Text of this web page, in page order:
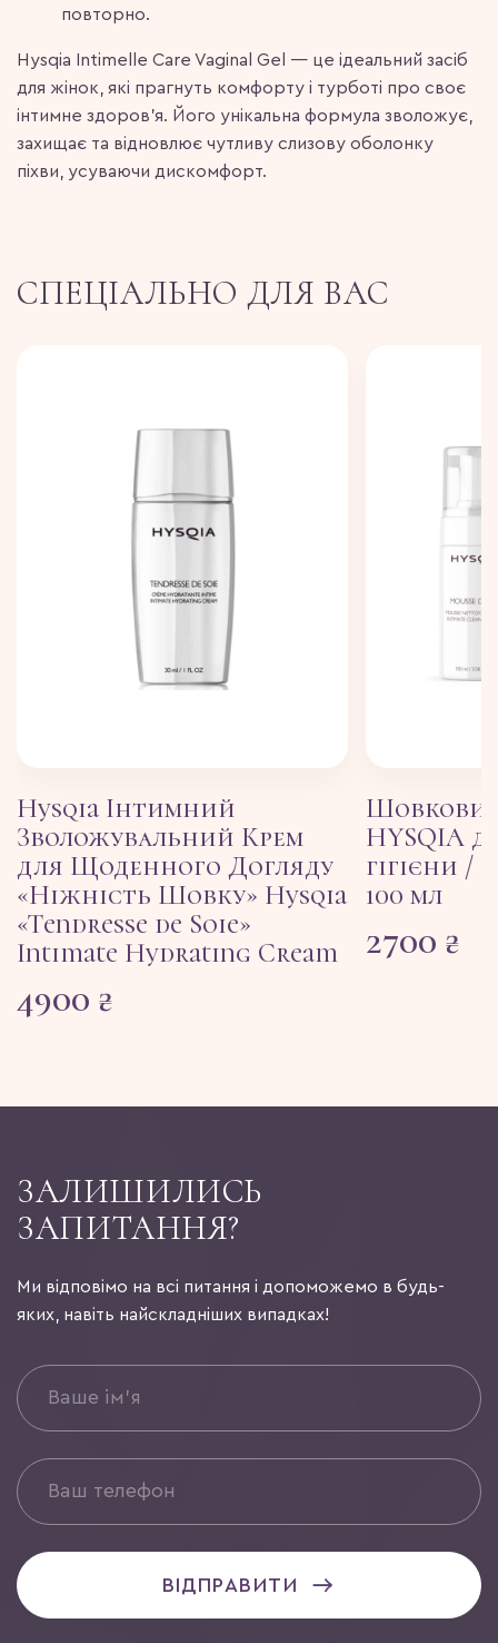
повторно.
Hysqia Intimelle Care Vaginal Gel — це ідеальний засіб
для жінок, які прагнуть комфорту і турботі про своє
інтимне здоров’я. Його унікальна формула зволожує,
захищає та відновлює чутливу слизову оболонку
піхви, усуваючи дискомфорт.
СПЕЦІАЛЬНО ДЛЯ ВАС
Hysqia Інтимний
Зволожувальний Крем
для Щоденного Догляду
«Ніжність Шовку» Hysqia
«Tendresse de Soie»
Intimate Hydrating Cream
4900 ₴
HYSQIA
гігієни /
100 мл
2700 ₴
ЗАЛИШИЛИСЬ
ЗАПИТАННЯ?
Ми відповімо на всі питання і допоможемо в будь-
яких, навіть найскладніших випадках!
ВІДПРАВИТИ